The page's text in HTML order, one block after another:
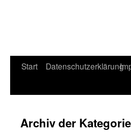
Zum
Start Datenschutzerklärung
Archiv der